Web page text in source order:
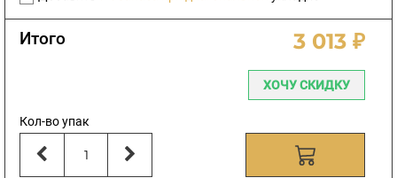
Итого 3 013 ₽
ХОЧУ СКИДКУ
Кол-во упак